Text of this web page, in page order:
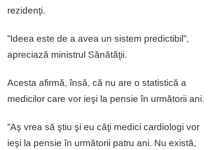
rezidenţi.
”Ideea este de a avea un sistem predictibil”,
apreciază ministrul Sănătăţii.
Acesta afirmă, însă, că nu are o statistică a
medicilor care vor ieşi la pensie în următorii ani.
”Aş vrea să ştiu şi eu câţi medici cardiologi vor
ieşi la pensie în următorii patru ani. Nu există,